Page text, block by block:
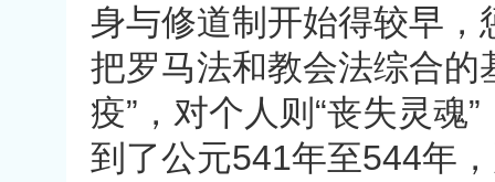
身与修道制开始得较早，
把罗马法和教会法综合
疫” ，对个人则 “丧失灵魂”
到了公元541年至544年